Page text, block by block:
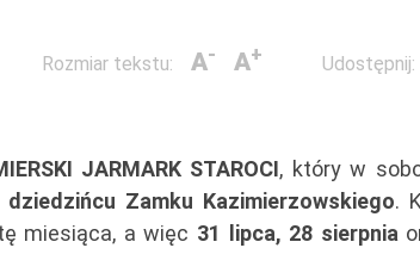
Rozmiar tekstu: A- A+ Udostępnij:
JARMARK STAROCI, który w
dziedzińcu Zamku Kazimierzowskiego.
miesiąca, a więc 31 lipca, 28 sierpnia